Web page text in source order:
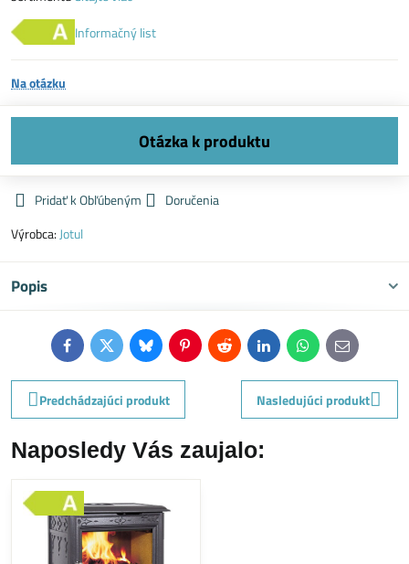
Informačný list
Na otázku
Pridať k Obľúbeným
Doručenia
Výrobca:Jotul
Popis
FacebookTwitterBlueskyPinterestReddit LinkedInWhatsApp
E-
mail
Predchádzajúci produkt
Nasledujúci produkt
Naposledy Vás zaujalo: